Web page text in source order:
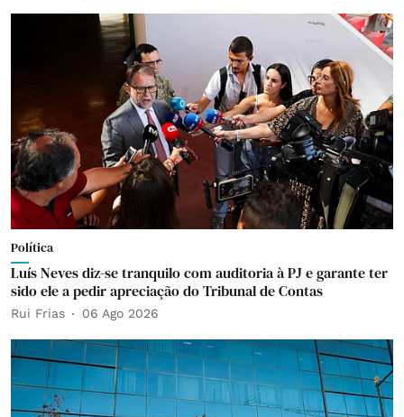
Política
Luís Neves diz-se tranquilo com auditoria à PJ e garante ter
sido ele a pedir apreciação do Tribunal de Contas
Rui Frias 06 Ago 2026